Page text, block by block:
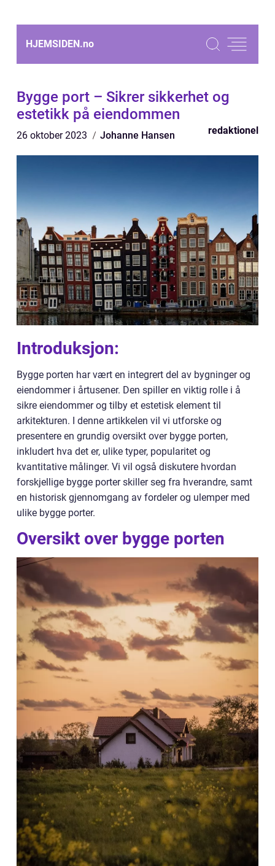
HJEMSIDEN.no
Bygge port – Sikrer sikkerhet og
estetikk på eiendommen
26 oktober 2023 Johanne Hansen redaktionel
Introduksjon:
Bygge porten har vært en integrert del av bygninger og
eiendommer i årtusener. Den spiller en viktig rolle i å
sikre eiendommer og tilby et estetisk element til
arkitekturen. I denne artikkelen vil vi utforske og
presentere en grundig oversikt over bygge porten,
inkludert hva det er, ulike typer, popularitet og
kvantitative målinger. Vi vil også diskutere hvordan
forskjellige bygge porter skiller seg fra hverandre, samt
en historisk gjennomgang av fordeler og ulemper med
ulike bygge porter.
Oversikt over bygge porten